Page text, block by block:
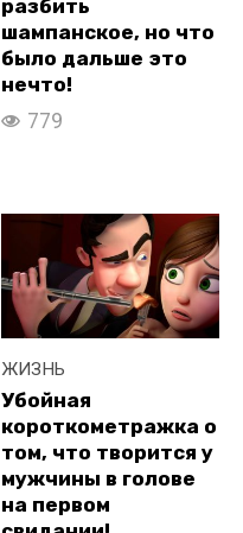
разбить
шампанское, но что
было дальше это
нечто!
779
ЖИЗНЬ
Убойная
короткометражка о
том, что творится у
мужчины в голове
на первом